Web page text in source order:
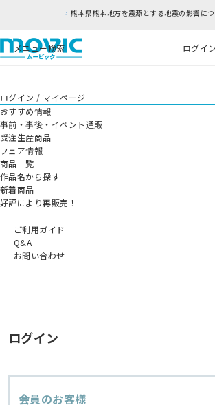
熊本県熊本地方を震源とする地震の影響に
メニュー検索 ログイ
ログイン / マイページ
おすすめ情報
事前・事後・イベント通販
受注生産商品
フェア情報
商品一覧
作品名から探す
新着商品
好評により再販売！
ご利用ガイド
Q&A
お問い合わせ
ログイン
会員のお客様